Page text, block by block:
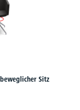
beweglicher Sitz